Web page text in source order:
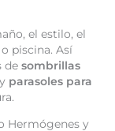
el estilo, el
piscina. Así
de sombrillas
y parasoles para
Hermógenes y